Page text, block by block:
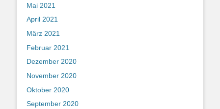
Mai 2021
April 2021
März 2021
Februar 2021
Dezember 2020
November 2020
Oktober 2020
September 2020